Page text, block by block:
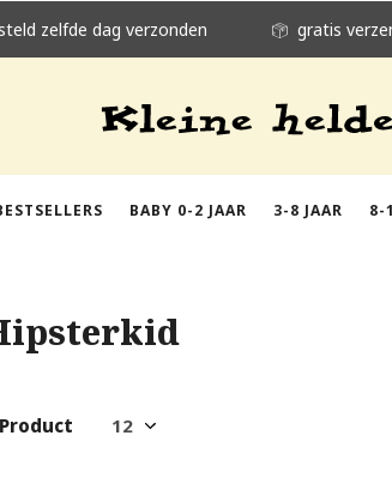
BABY 0-2 JAAR 3-8 JAAR 8-
zelfde dag verzonden gratis